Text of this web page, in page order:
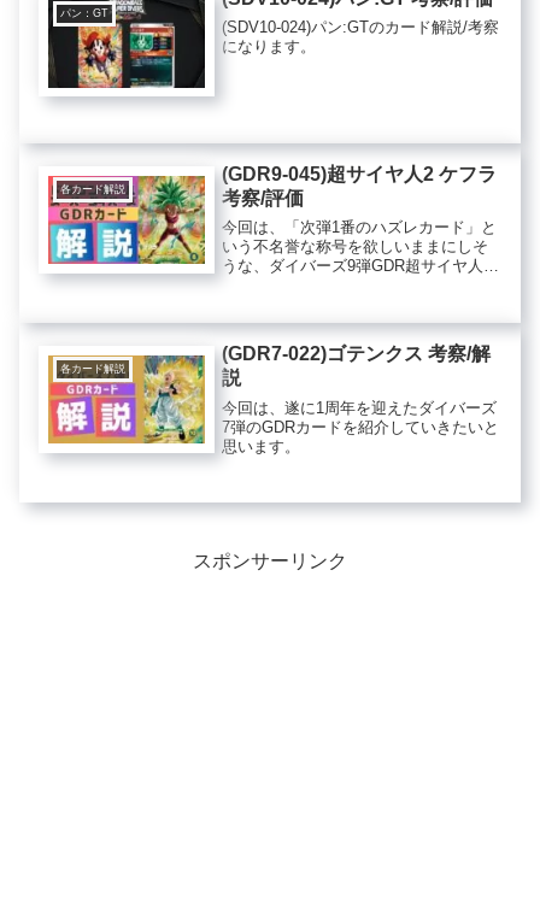
パン：GT
(SDV10-024)パン:GTのカード解説/考察
になります。
各カード解説
(GDR9-045)超サイヤ人2 ケフラ
考察/評価
今回は、「次弾1番のハズレカード」と
いう不名誉な称号を欲しいままにしそ
うな、ダイバーズ9弾GDR超サイヤ人2
各カード解説
(GDR7-022)ゴテンクス 考察/解
説
今回は、遂に1周年を迎えたダイバーズ
7弾のGDRカードを紹介していきたいと
思います。
スポンサーリンク